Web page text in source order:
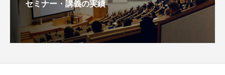
セミナー・講義の実績